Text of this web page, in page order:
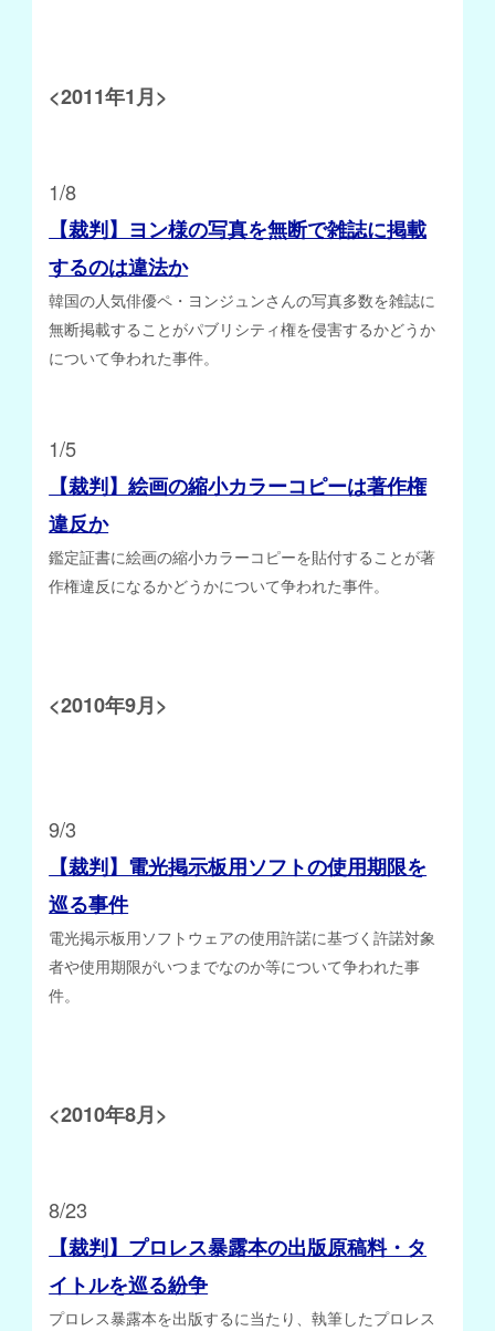
<2011年1月>
1/8
【裁判】ヨン様の写真を無断で雑誌に掲載
するのは違法か
韓国の人気俳優ペ・ヨンジュンさんの写真多数を雑誌に
無断掲載することがパブリシティ権を侵害するかどうか
について争われた事件。
1/5
【裁判】絵画の縮小カラーコピーは著作権
違反か
鑑定証書に絵画の縮小カラーコピーを貼付することが著
作権違反になるかどうかについて争われた事件。
<2010年9月>
9/3
【裁判】電光掲示板用ソフトの使用期限を
巡る事件
電光掲示板用ソフトウェアの使用許諾に基づく許諾対象
者や使用期限がいつまでなのか等について争われた事
件。
<2010年8月>
8/23
【裁判】プロレス暴露本の出版原稿料・タ
イトルを巡る紛争
プロレス暴露本を出版するに当たり、執筆したプロレス